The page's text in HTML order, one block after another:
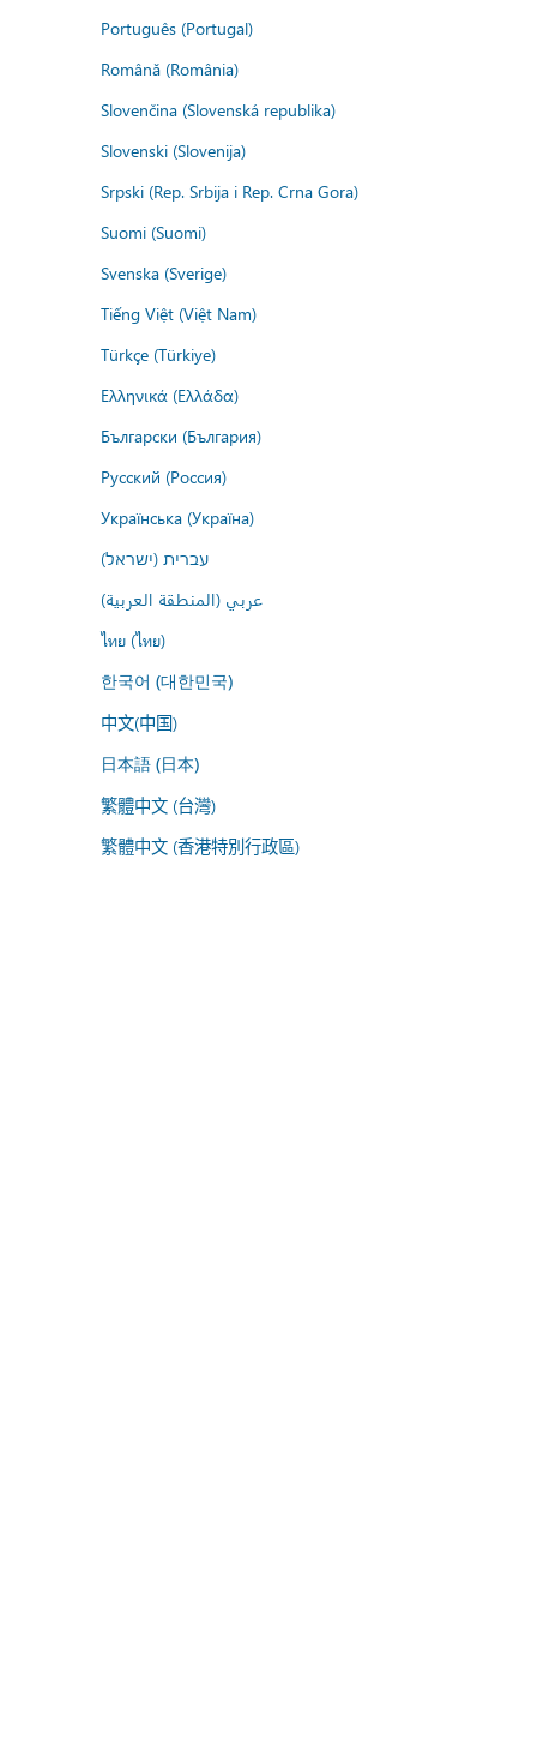
Português (Portugal)
Română (România)
Slovenčina (Slovenská republika)
Slovenski (Slovenija)
Srpski (Rep. Srbija i Rep. Crna Gora)
Suomi (Suomi)
Svenska (Sverige)
Tiếng Việt (Việt Nam)
Türkçe (Türkiye)
Ελληνικά (Ελλάδα)
Български (България)
Русский (Россия)
Українська (Україна)
עברית (ישראל)
عربي (المنطقة العربية)
ไทย (ไทย)
한국어 (대한민국)
中文(中国)
日本語 (日本)
繁體中文 (台灣)
繁體中文 (香港特別行政區)